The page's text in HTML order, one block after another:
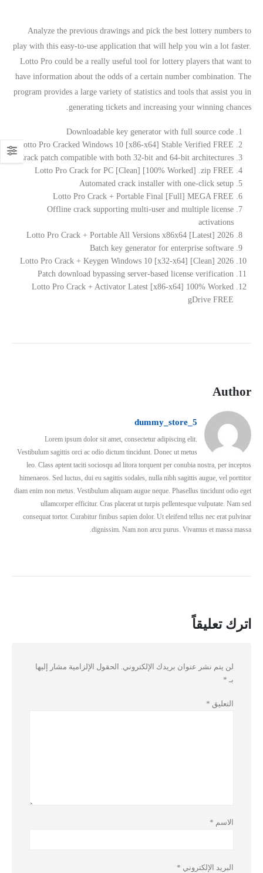
Analyze the previous drawings and pick the best lottery numbers to
play with this easy-to-use application that will help you win a lot faster.
Lotto Pro could be a really useful tool for lottery players that want to
have information about the odds of a certain number combination. The
program provides a large variety of statistics and tools that assist you in
generating tickets and increasing your winning chances.
Downloadable key generator with full source code
Lotto Pro Cracked Windows 10 [x86-x64] Stable Verified FREE
Crack patch compatible with both 32-bit and 64-bit architectures
Lotto Pro Crack for PC [Clean] [100% Worked] .zip FREE
Automated crack installer with one-click setup
Lotto Pro Crack + Portable Final [Full] MEGA FREE
Offline crack supporting multi-user and multiple license
activations
Lotto Pro Crack + Portable All Versions x86x64 [Latest] 2026
Batch key generator for enterprise software
Lotto Pro Crack + Keygen Windows 10 [x32-x64] [Clean] 2026
Patch download bypassing server-based license verification
Lotto Pro Crack + Activator Latest [x86-x64] 100% Worked
gDrive FREE
Author
dummy_store_5
Lorem ipsum dolor sit amet, consectetur adipiscing elit.
Vestibulum sagittis orci ac odio dictum tincidunt. Donec ut metus
leo. Class aptent taciti sociosqu ad litora torquent per conubia nostra, per inceptos
himenaeos. Sed luctus, dui eu sagittis sodales, nulla nibh sagittis augue, vel porttitor
diam enim non metus. Vestibulum aliquam augue neque. Phasellus tincidunt odio eget
ullamcorper efficitur. Cras placerat ut turpis pellentesque vulputate. Nam sed
consequat tortor. Curabitur finibus sapien dolor. Ut eleifend tellus nec erat pulvinar
dignissim. Nam non arcu purus. Vivamus et massa massa.
اترك تعليقاً
لن يتم نشر عنوان بريدك الإلكتروني. الحقول الإلزامية مشار إليها
بـ *
التعليق *
الاسم *
البريد الإلكتروني *